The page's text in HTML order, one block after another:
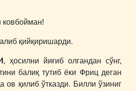
ковбойман!
қийқиришарди.
, ҳосилни йиғиб олгандан сўнг,
балиқ тутиб ёки Фриц деган
ов қилиб ўтказди. Билли ўзиниг